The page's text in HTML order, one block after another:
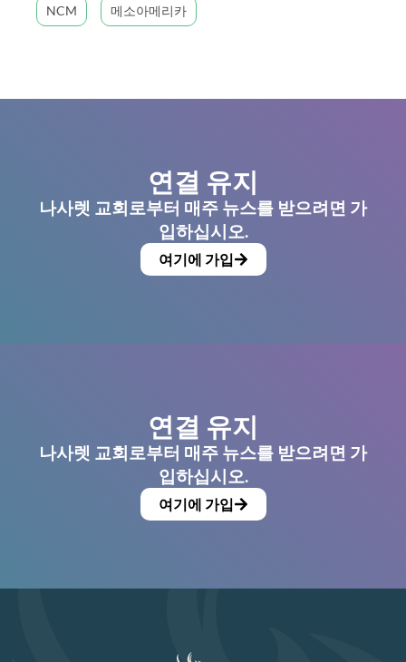
NCM 메소아메리카
연결 유지
나사렛 교회로부터 매주 뉴스를 받으려면 가
입하십시오.
여기에 가입
연결 유지
나사렛 교회로부터 매주 뉴스를 받으려면 가
입하십시오.
여기에 가입